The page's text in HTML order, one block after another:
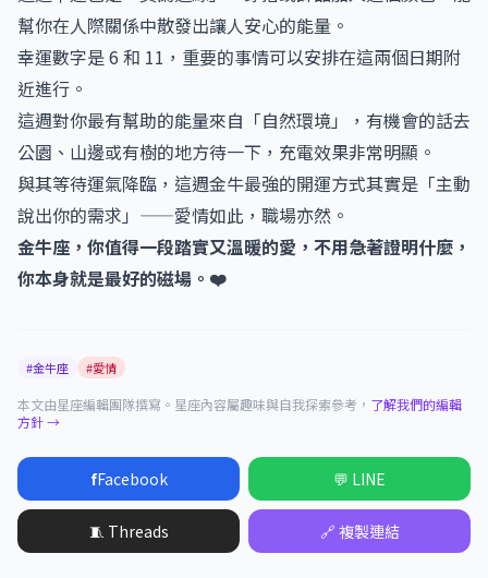
幫你在人際關係中散發出讓人安心的能量。
幸運數字是 6 和 11，重要的事情可以安排在這兩個日期附
近進行。
這週對你最有幫助的能量來自「自然環境」，有機會的話去
公園、山邊或有樹的地方待一下，充電效果非常明顯。
與其等待運氣降臨，這週金牛最強的開運方式其實是「主動
說出你的需求」——愛情如此，職場亦然。
金牛座，你值得一段踏實又溫暖的愛，不用急著證明什麼，
你本身就是最好的磁場。❤️
#金牛座 #愛情
本文由星座編輯團隊撰寫。星座內容屬趣味與自我探索參考， 了解我們的編輯
方針 →
fFacebook 💬 LINE
🧵 Threads 🔗 複製連結